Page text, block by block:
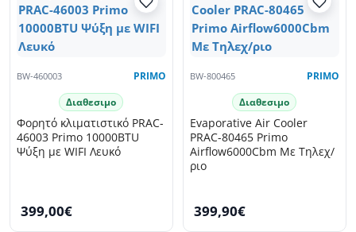
BW-460003 PRIMO
Διαθεσιμο
Φορητό κλιματιστικό PRAC-
46003 Primo 10000BTU
Ψύξη με WIFI Λευκό
399,00€
BW-800465 PRIMO
Διαθεσιμο
Evaporative Air Cooler
PRAC-80465 Primo
Airflow6000Cbm Με Τηλεχ/
ριο
399,90€